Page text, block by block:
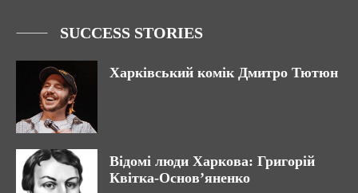
SUCCESS STORIES
Харківський комік Дмитро Тютюн
Відомі люди Харкова: Григорій
Квітка-Основ’яненко